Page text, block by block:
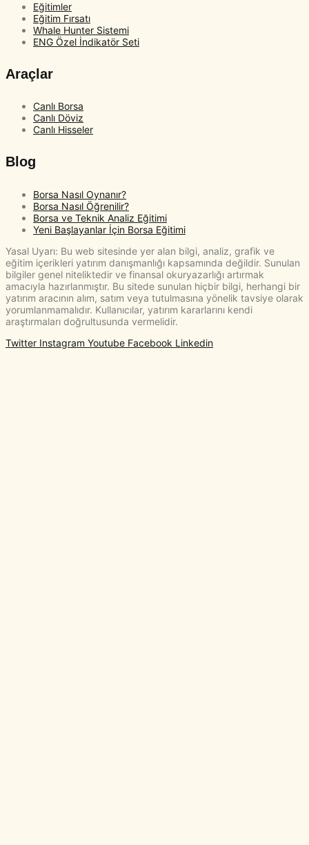
Eğitimler
Eğitim Fırsatı
Whale Hunter Sistemi
ENG Özel İndikatör Seti
Araçlar
Canlı Borsa
Canlı Döviz
Canlı Hisseler
Blog
Borsa Nasıl Oynanır?
Borsa Nasıl Öğrenilir?
Borsa ve Teknik Analiz Eğitimi
Yeni Başlayanlar İçin Borsa Eğitimi
Yasal Uyarı: Bu web sitesinde yer alan bilgi, analiz, grafik ve
eğitim içerikleri yatırım danışmanlığı kapsamında değildir. Sunulan
bilgiler genel niteliktedir ve finansal okuryazarlığı artırmak
amacıyla hazırlanmıştır. Bu sitede sunulan hiçbir bilgi, herhangi bir
yatırım aracının alım, satım veya tutulmasına yönelik tavsiye olarak
yorumlanmamalıdır. Kullanıcılar, yatırım kararlarını kendi
araştırmaları doğrultusunda vermelidir.
Twitter Instagram Youtube Facebook Linkedin